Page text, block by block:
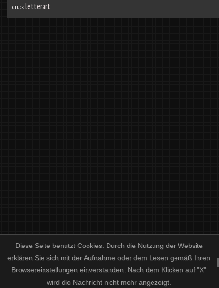
druckletterart
PREISLISTE / HOCHZEITSPAPETERIE UND SORTIMENT / ENGLISH
COPYRIGHT © LETTERART PRINTING STUDIO
Diese Seite benutzt Cookies. Durch die Nutzung der Website
erklären Sie sich mit der Aufnahme oder dem Lesen gemäß Ihren
Browsereinstellungen einverstanden. Nach dem Klicken auf "X"
wird die Nachricht nicht mehr angezeigt.